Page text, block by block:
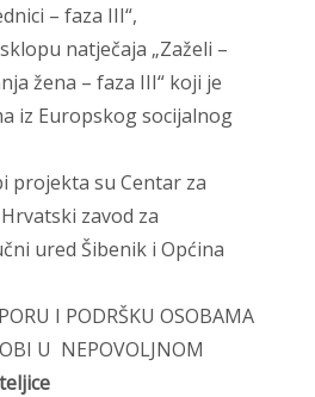
– faza III“,
natječaja „Zaželi –
žena – faza III“ koji je
iz Europskog socijalnog
projekta su Centar za
zavod za
ured Šibenik i Općina
I PODRŠKU OSOBAMA
U NEPOVOLJNOM